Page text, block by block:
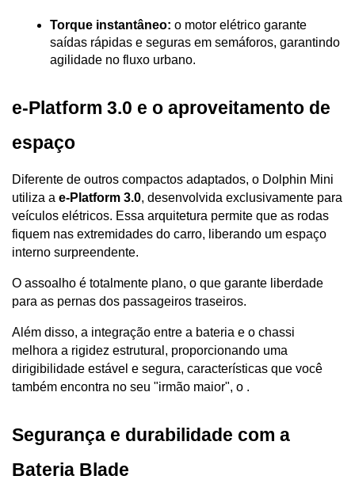
Torque instantâneo: o motor elétrico garante
saídas rápidas e seguras em semáforos, garantindo
agilidade no fluxo urbano.
e-Platform 3.0 e o aproveitamento de
espaço
Diferente de outros compactos adaptados, o Dolphin Mini
utiliza a e-Platform 3.0, desenvolvida exclusivamente para
veículos elétricos. Essa arquitetura permite que as rodas
fiquem nas extremidades do carro, liberando um espaço
interno surpreendente.
O assoalho é totalmente plano, o que garante liberdade
para as pernas dos passageiros traseiros.
Além disso, a integração entre a bateria e o chassi
melhora a rigidez estrutural, proporcionando uma
dirigibilidade estável e segura, características que você
também encontra no seu "irmão maior", o .
Segurança e durabilidade com a
Bateria Blade